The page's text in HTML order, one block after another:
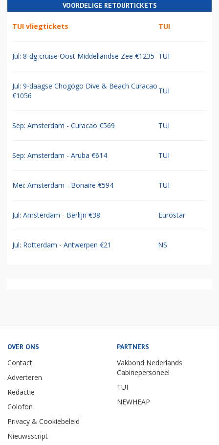
VOORDELIGE RETOURTICKETS
TUI vliegtickets TUI
Jul: 8-dg cruise Oost Middellandse Zee €1235 TUI
Jul: 9-daagse Chogogo Dive & Beach Curacao
€1056
TUI
Sep: Amsterdam - Curacao €569 TUI
Sep: Amsterdam - Aruba €614 TUI
Mei: Amsterdam - Bonaire €594 TUI
Jul: Amsterdam - Berlijn €38 Eurostar
Jul: Rotterdam - Antwerpen €21 NS
OVER ONS
Contact
Adverteren
Redactie
Colofon
Privacy & Cookiebeleid
Nieuwsscript
PARTNERS
Vakbond Nederlands
Cabinepersoneel
TUI
NEWHEAP